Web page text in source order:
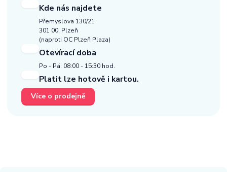
Kde nás najdete
Přemyslova 130/21
301 00, Plzeň
(naproti OC Plzeň Plaza)
Otevírací doba
Po - Pá: 08:00 - 15:30 hod.
Platit lze hotově i kartou.
Více o prodejně